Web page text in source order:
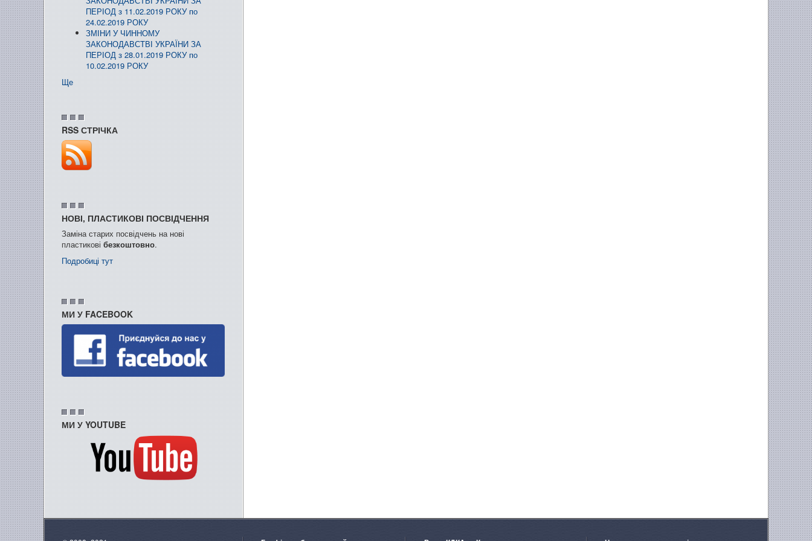
ПЕРІОД з 11.02.2019 РОКУ по
24.02.2019 РОКУ
ЗМІНИ У ЧИННОМУ
ЗАКОНОДАВСТВІ УКРАЇНИ ЗА
ПЕРІОД з 28.01.2019 РОКУ по
10.02.2019 РОКУ
Ще
RSS СТРІЧКА
НОВІ, ПЛАСТИКОВІ ПОСВІДЧЕННЯ
Заміна старих посвідчень на нові
пластиковібезкоштовно.
Подробиці тут
МИ У FACEBOOK
МИ У YOUTUBE